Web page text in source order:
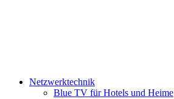
Netzwerktechnik
Blue TV für Hotels und Heime